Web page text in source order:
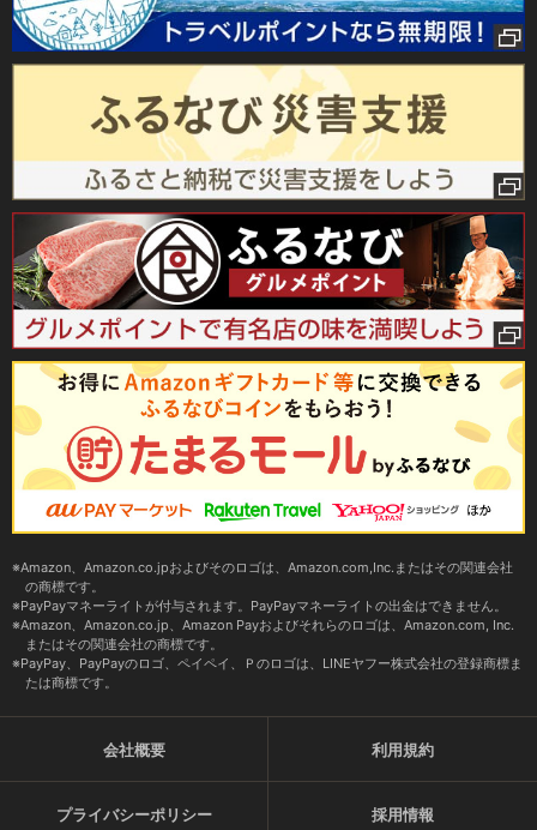
Amazon、Amazon.co.jpおよびそのロゴは、Amazon.com,Inc.またはその関連会社
の商標です。
PayPayマネーライトが付与されます。PayPayマネーライトの出金はできません。
Amazon、Amazon.co.jp、Amazon Payおよびそれらのロゴは、Amazon.com, Inc.
またはその関連会社の商標です。
PayPay、PayPayのロゴ、ペイペイ、Ｐのロゴは、LINEヤフー株式会社の登録商標ま
たは商標です。
会社概要 利用規約
プライバシーポリシー 採用情報